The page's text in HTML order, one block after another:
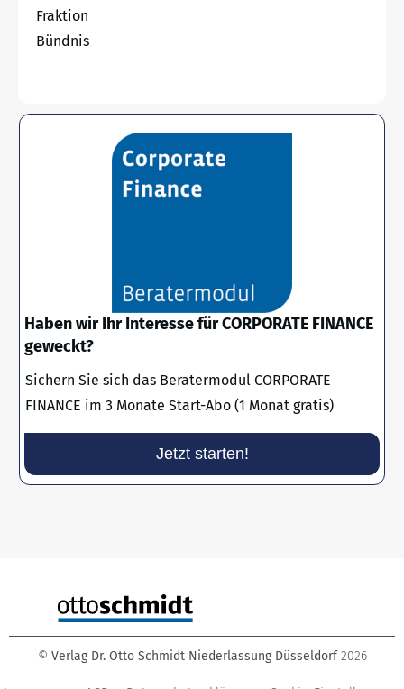
Fraktion
Bündnis
Haben wir Ihr Interesse für CORPORATE FINANCE
geweckt?
Sichern Sie sich das Beratermodul CORPORATE
FINANCE im 3 Monate Start-Abo (1 Monat gratis)
Jetzt starten!
© Verlag Dr. Otto Schmidt Niederlassung Düsseldorf 2026